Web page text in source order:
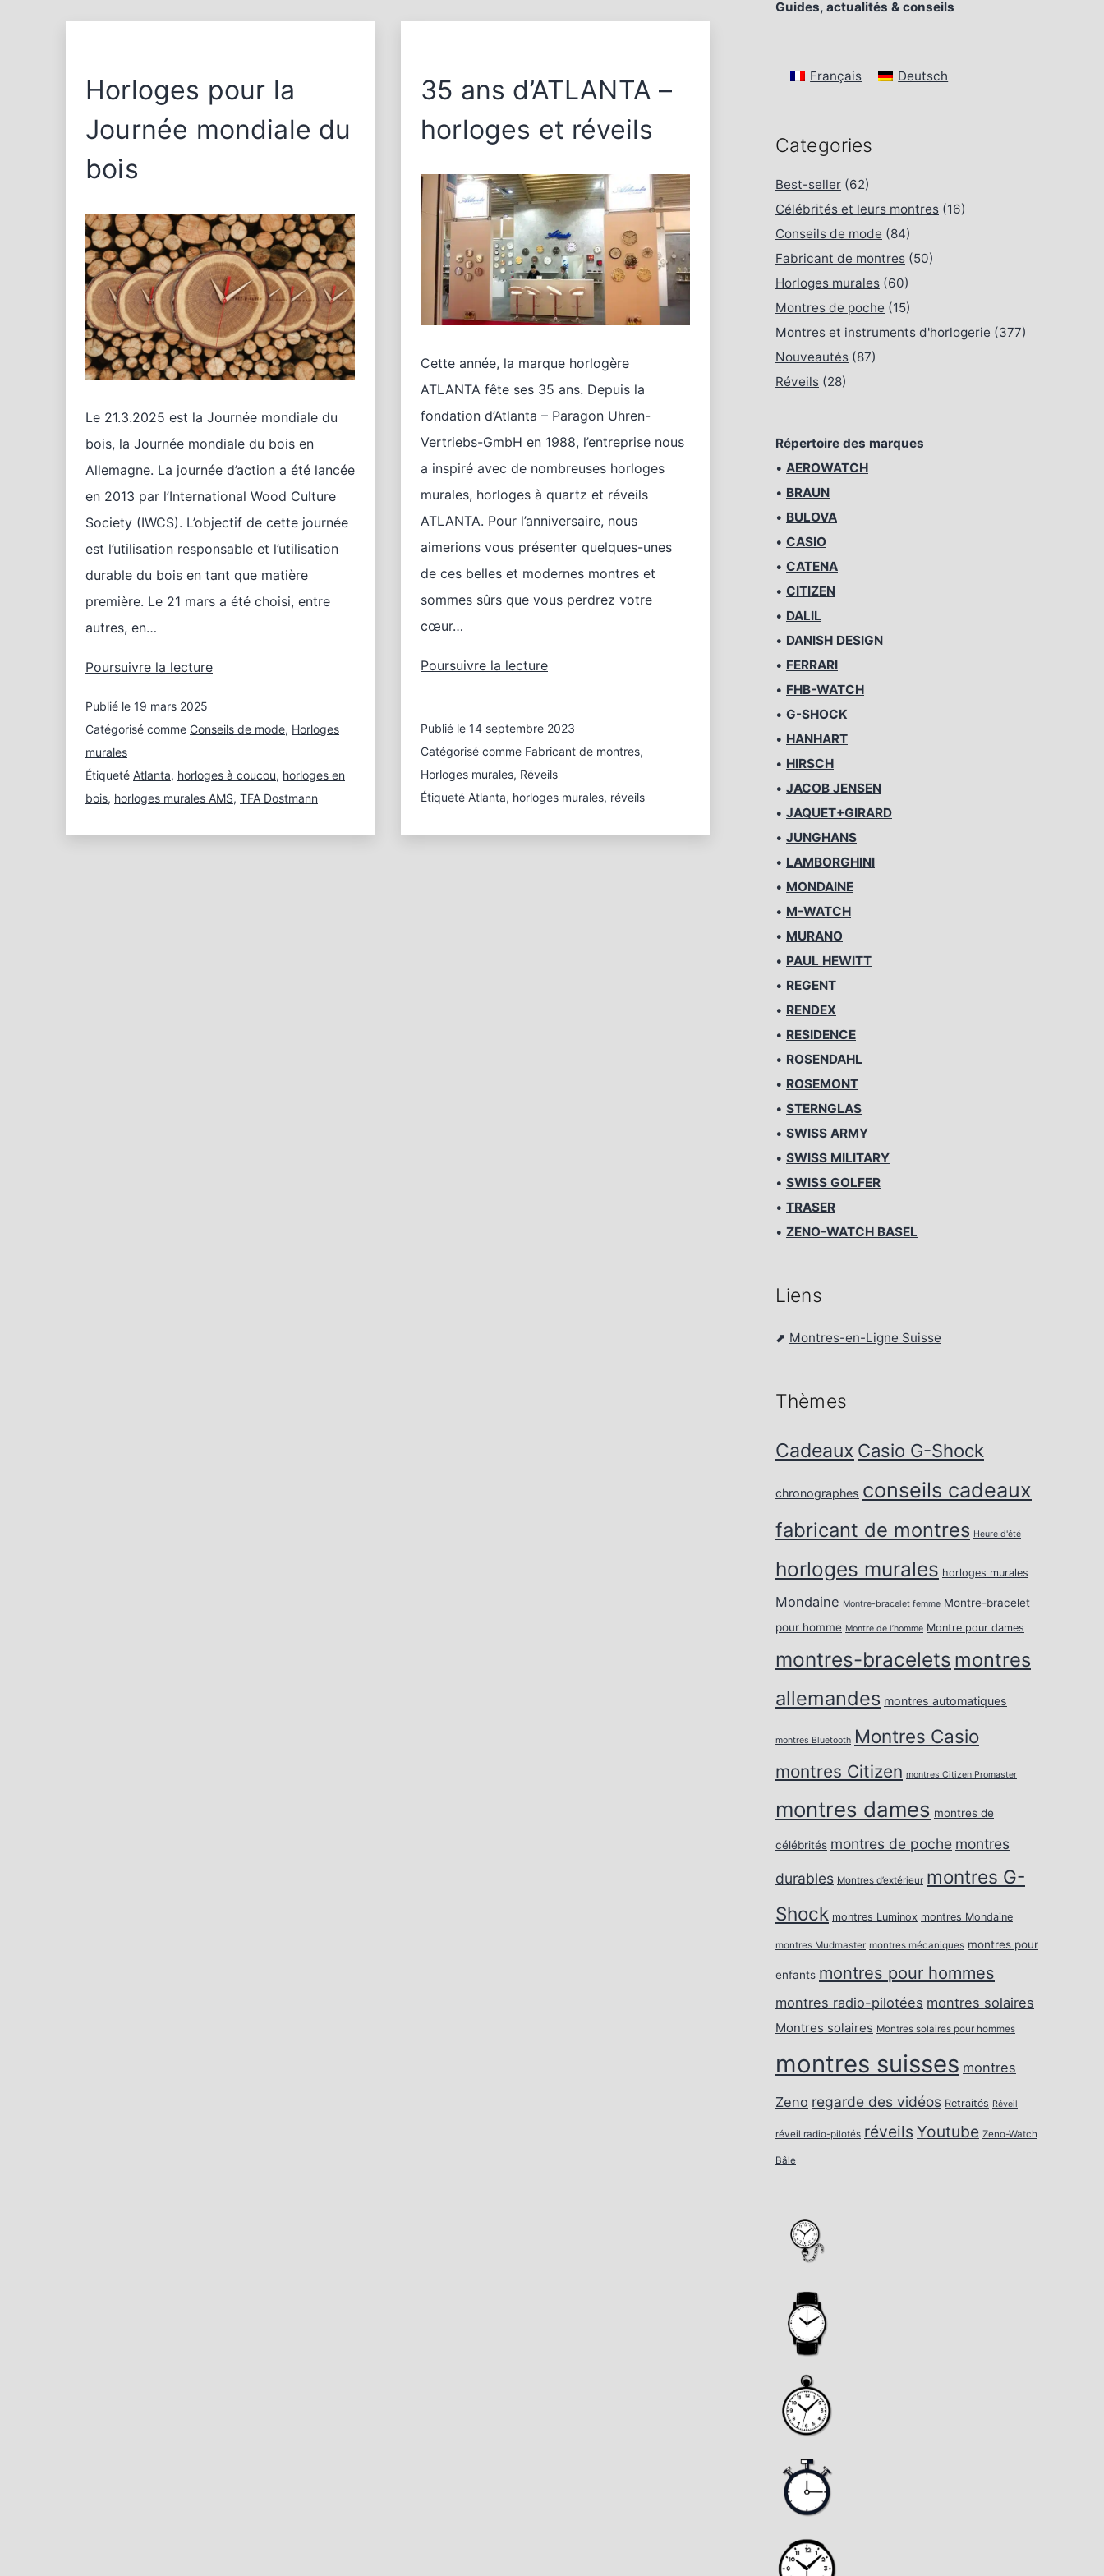
Horloges pour la
Journée mondiale du
bois
Le 21.3.2025 est la Journée mondiale du
bois, la Journée mondiale du bois en
Allemagne. La journée d’action a été lancée
en 2013 par l’International Wood Culture
Society (IWCS). L’objectif de cette journée
est l’utilisation responsable et l’utilisation
durable du bois en tant que matière
première. Le 21 mars a été choisi, entre
autres, en…
Poursuivre la lectureHorloges
Journée
du
bois
Publié le 19 mars 2025
Catégorisé comme Conseils de mode, Horloges
murales
Étiqueté Atlanta, horloges à coucou, horloges en
bois, horloges murales AMS, TFA Dostmann
35 ans d’ATLANTA –
horloges et réveils
Cette année, la marque horlogère
ATLANTA fête ses 35 ans. Depuis la
fondation d’Atlanta – Paragon Uhren-
Vertriebs-GmbH en 1988, l’entreprise nous
a inspiré avec de nombreuses horloges
murales, horloges à quartz et réveils
ATLANTA. Pour l’anniversaire, nous
aimerions vous présenter quelques-unes
de ces belles et modernes montres et
sommes sûrs que vous perdrez votre
cœur…
Poursuivre la lecture35
–
horloges
et
Publié le 14 septembre 2023
Catégorisé comme Fabricant de montres,
Horloges murales, Réveils
Étiqueté Atlanta, horloges murales, réveils
Guides, actualités & conseils
Français Deutsch
Categories
Best-seller (62)
Célébrités et leurs montres (16)
Conseils de mode (84)
Fabricant de montres (50)
Horloges murales (60)
Montres de poche (15)
Montres et instruments d'horlogerie (377)
Nouveautés (87)
Réveils (28)
Répertoire des marques
• AEROWATCH
• BRAUN
• BULOVA
• CASIO
• CATENA
• CITIZEN
• DALIL
• DANISH DESIGN
• FERRARI
• FHB-WATCH
• G-SHOCK
• HANHART
• HIRSCH
• JACOB JENSEN
• JAQUET+GIRARD
• JUNGHANS
• LAMBORGHINI
• MONDAINE
• M-WATCH
• MURANO
• PAUL HEWITT
• REGENT
• RENDEX
• RESIDENCE
• ROSENDAHL
• ROSEMONT
• STERNGLAS
• SWISS ARMY
• SWISS MILITARY
• SWISS GOLFER
• TRASER
• ZENO-WATCH BASEL
Liens
⬈ Montres-en-Ligne Suisse
Thèmes
Cadeaux Casio G-Shock
chronographes conseils cadeaux
fabricant de montres Heure d'été
horloges murales horloges murales
Mondaine Montre-bracelet femme Montre-bracelet
pour homme Montre de l’homme Montre pour dames
montres-bracelets montres
allemandes montres automatiques
montres Bluetooth Montres Casio
montres Citizen montres Citizen Promaster
montres dames montres de
célébrités montres de poche montres
durables Montres d’extérieur montres G-
Shock montres Luminox montres Mondaine
montres Mudmaster montres mécaniques montres pour
enfants montres pour hommes
montres radio-pilotées montres solaires
Montres solaires Montres solaires pour hommes
montres suisses montres
Zeno regarde des vidéos Retraités Réveil
réveil radio-pilotés réveils Youtube Zeno-Watch
Bâle